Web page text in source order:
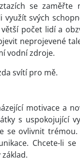
se
využít svých
počet lidí a
neprojevené
vodní zdroje.
svítí pro mě.
motivace a
s uspokojující
se ovlivnit
Chcete-li